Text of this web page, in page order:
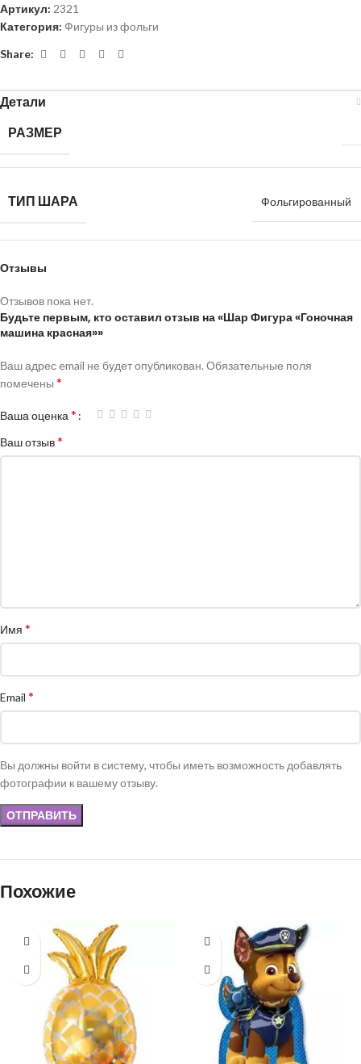
Артикул: 2321
Категория: Фигуры из фольги
Share:
Детали
РАЗМЕР
ТИП ШАРА Фольгированный
Отзывы
Отзывов пока нет.
Будьте первым, кто оставил отзыв на «Шар Фигура «Гоночная
машина красная»»
Ваш адрес email не будет опубликован. Обязательные поля
помечены *
Ваша оценка *
Ваш отзыв*
Имя *
Email *
Вы должны войти в систему, чтобы иметь возможность добавлять
фотографии к вашему отзыву.
Похожие